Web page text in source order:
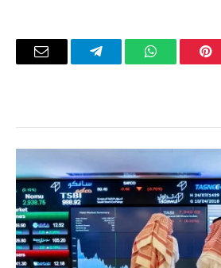
بينتيريستواتساب تيلقرام
البريد